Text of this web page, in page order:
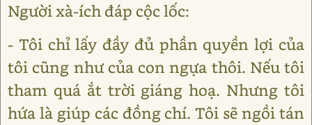
Người xà-ích đáp cộc lốc:
- Tôi chỉ lấy đầy đủ phần quyền lợi của
tôi cũng như của con ngựa thôi. Nếu tôi
tham quá ắt trời giáng hoạ. Nhưng tôi
hứa là giúp các đồng chí. Tôi sẽ ngồi tán